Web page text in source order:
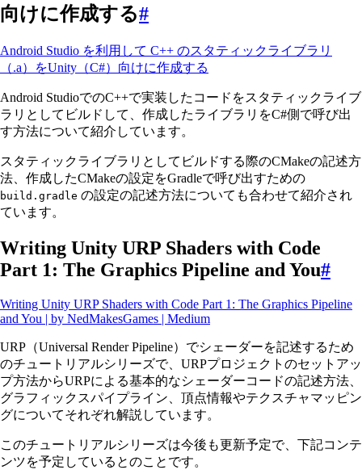
向けに作成する#
Android Studio を利用して C++ のスタティックライブラリ
（.a）をUnity（C#）向けに作成する
Android StudioでのC++で実装したコードをスタティックライブ
ラリとしてビルドして、作成したライブラリをC#側で呼び出
す方法について紹介しています。
スタティックライブラリとしてビルドする際のCMakeの記述方
法、作成したCMakeの設定をGradleで呼び出すための
build.gradle の設定の記述方法についても合わせて紹介され
ています。
Writing Unity URP Shaders with Code
Part 1: The Graphics Pipeline and You#
Writing Unity URP Shaders with Code Part 1: The Graphics Pipeline
and You | by NedMakesGames | Medium
URP（Universal Render Pipeline）でシェーダーを記述するため
のチュートリアルシリーズで、URPプロジェクトのセットアッ
プ方法からURPによる基本的なシェーダーコードの記述方法、
グラフィックスパイプライン、頂点情報やテクスチャマッピン
グについてそれぞれ解説しています。
このチュートリアルシリーズは今後も更新予定で、下記コンテ
ンツを予定しているとのことです。